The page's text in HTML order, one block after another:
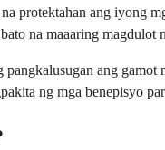
protektahan ang iyong
na maaaring magdulot
ang
ng mga benepisyo